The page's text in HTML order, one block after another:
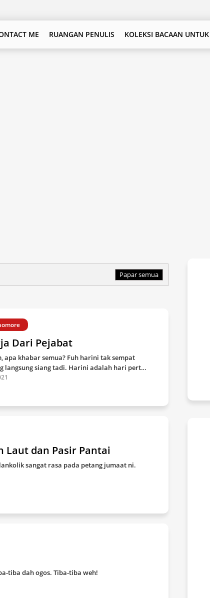
ME RUANGAN PENULIS KOLEKSI BACAAN
Papar semua
Dari Pejabat
apa khabar semua? Fuh harini tak sempat
langsung siang tadi. Harini adalah hari pert…
Laut dan Pasir Pantai
sangat rasa pada petang jumaat ni.
tiba dah ogos. Tiba-tiba weh!